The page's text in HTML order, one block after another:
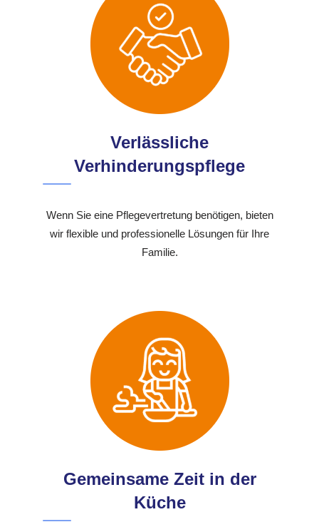
Verlässliche
Verhinderungspflege
Wenn Sie eine Pflegevertretung benötigen, bieten
wir flexible und professionelle Lösungen für Ihre
Familie.
Gemeinsame Zeit in der
Küche